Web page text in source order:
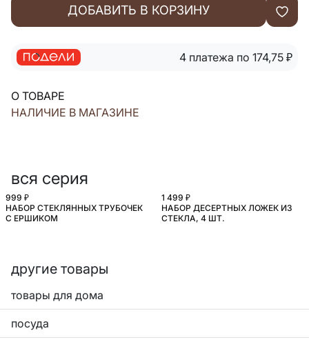
ДОБАВИТЬ В КОРЗИНУ
4 платежа по 174,75 ₽
О ТОВАРЕ
НАЛИЧИЕ В МАГАЗИНЕ
вся серия
999 ₽
НАБОР СТЕКЛЯННЫХ ТРУБОЧЕК
С ЕРШИКОМ
1 499 ₽
НАБОР ДЕСЕРТНЫХ ЛОЖЕК ИЗ
СТЕКЛА, 4 ШТ.
другие товары
товары для дома
посуда